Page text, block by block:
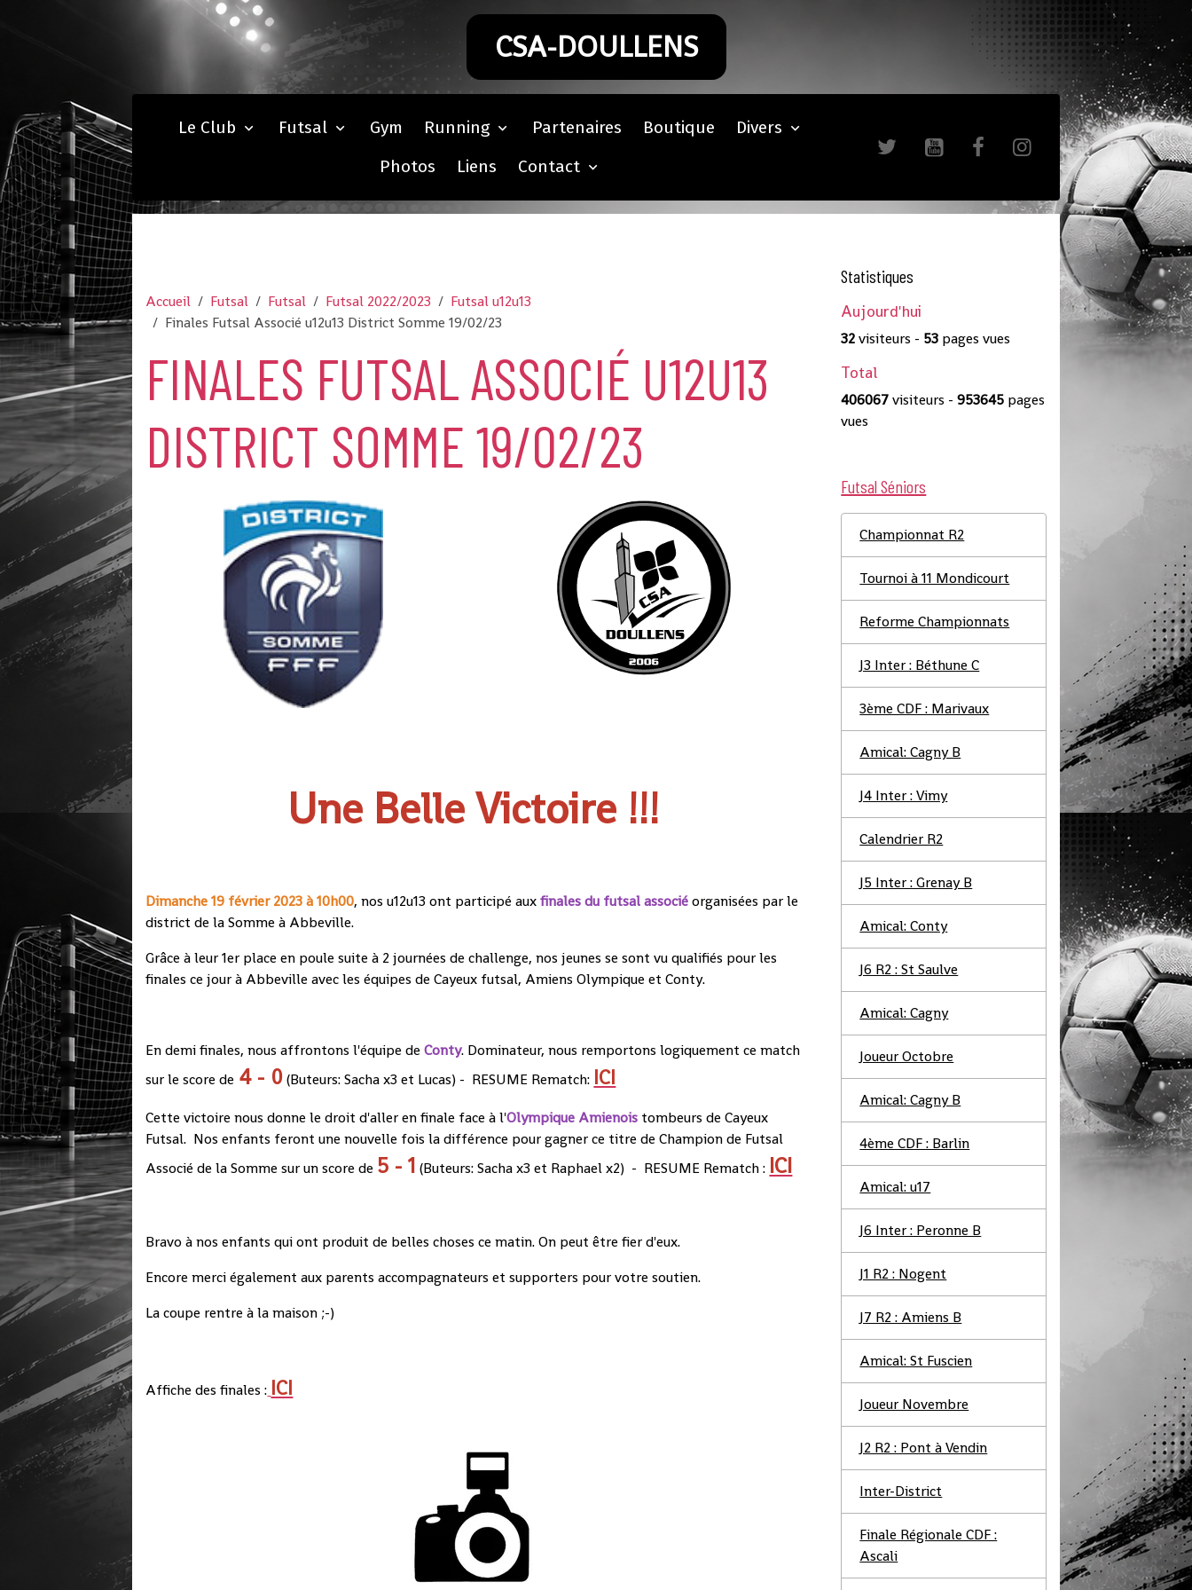
CSA-DOULLENS
Le Club Futsal Gym Running Partenaires Boutique
Divers
Photos
Liens Contact
Accueil Futsal Futsal Futsal 2022/2023
Futsal u12u13
Finales Futsal Associé u12u13 District Somme 19/02/23
FINALES FUTSAL ASSOCIÉ U12U13
DISTRICT SOMME 19/02/23
Une Belle Victoire !!!
Dimanche 19 février 2023 à 10h00, nos u12u13 ont participé auxfinales du futsal associéorganisées par le
district de la Somme à Abbeville.
Grâce à leur 1er place en poule suite à 2 journées de challenge, nos jeunes se sont vu qualifiés pour les
finales ce jour à Abbeville avec les équipes de Cayeux futsal, Amiens Olympique et Conty.
En demi finales, nous affrontons l'équipe deConty. Dominateur, nous remportons logiquement ce match
sur le score de 4 - 0(Buteurs: Sacha x3 et Lucas) - RESUME Rematch: ICI
Cette victoire nous donne le droit d'aller en finale face à l'Olympique Amienois tombeurs de Cayeux
Futsal. Nos enfants feront une nouvelle fois la différence pour gagner ce titre de Champion de Futsal
Associé de la Somme sur un score de 5 - 1 (Buteurs: Sacha x3 et Raphael x2) - RESUME Rematch : ICI
Bravo à nos enfants qui ont produit de belles choses ce matin. On peut être fier d'eux.
Encore merci également aux parents accompagnateurs et supporters pour votre soutien.
La coupe rentre à la maison ;-)
Affiche des finales : ICI
Statistiques
Aujourd'hui
32visiteurs - 53 pages vues
Total
406067visiteurs -953645 pages
vues
Futsal Séniors
Championnat R2
Tournoi à 11 Mondicourt
Reforme Championnats
J3 Inter : Béthune C
3ème CDF : Marivaux
Amical: Cagny B
J4 Inter : Vimy
Calendrier R2
J5 Inter : Grenay B
Amical: Conty
J6 R2 : St Saulve
Amical: Cagny
Joueur Octobre
Amical: Cagny B
4ème CDF : Barlin
Amical: u17
J6 Inter : Peronne B
J1 R2 : Nogent
J7 R2 : Amiens B
Amical: St Fuscien
Joueur Novembre
J2 R2 : Pont à Vendin
Inter-District
Finale Régionale CDF :
Ascali